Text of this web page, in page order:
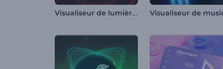
Visualiseur de lumières audio-réactives